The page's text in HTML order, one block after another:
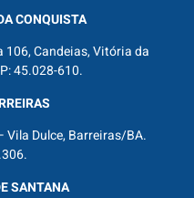
CONQUISTA
106, Candeias, Vitória da
45.028-610.
Vila Dulce, Barreiras/BA.
SANTANA